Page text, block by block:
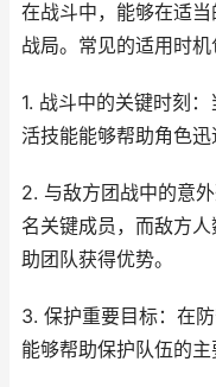
在战斗中，能够在适
战局。常见的适用时机
1. 战斗中的关键时刻
活技能能够帮助角色迅
2. 与敌方团战中的意
名关键成员，而敌方
助团队获得优势。
3. 保护重要目标：在
能够帮助保护队伍的主